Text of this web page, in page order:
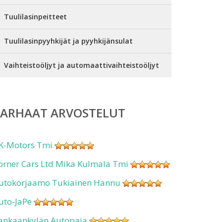
Tuulilasinpeitteet
Tuulilasinpyyhkijät ja pyyhkijänsulat
Vaihteistoöljyt ja automaattivaihteistoöljyt
ARVOSTELUT
Motors Tmi
Cars Ltd Mika Kulmala Tmi
Tukiainen Hannu
JaPe